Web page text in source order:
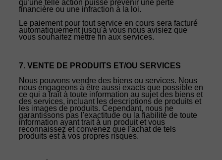
qu'une telle action puisse prévenir une perte
financière ou une infraction à la loi.
Le paiement pour tout service en cours sera facturé
automatiquement jusqu'à vous nous avisiez que
vous souhaitez mettre fin aux services.
7. VENTE DE PRODUITS ET/OU SERVICES
Nous pouvons vendre des biens ou services. Nous
nous engageons à être aussi exacts que possible en
ce qui a trait à toute information au sujet des biens et
des services, incluant les descriptions de produits et
les images de produits. Cependant, nous ne
garantissons pas l'exactitude ou la fiabilité de toute
information ayant trait à un produit et vous
reconnaissez et convenez que l'achat de tels
produits est à vos propres risques.